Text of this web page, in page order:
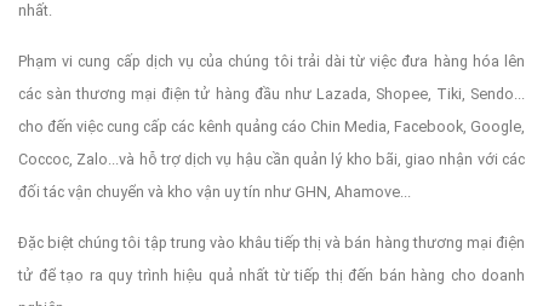
nhất.
Phạm vi cung cấp dịch vụ của chúng tôi trải dài từ việc đưa hàng hóa lên
các sàn thương mại điện tử hàng đầu như Lazada, Shopee, Tiki, Sendo...
cho đến việc cung cấp các kênh quảng cáo Chin Media, Facebook, Google,
Coccoc, Zalo...và hỗ trợ dịch vụ hậu cần quản lý kho bãi, giao nhận với các
đối tác vận chuyển và kho vận uy tín như GHN, Ahamove...
Đặc biệt chúng tôi tập trung vào khâu tiếp thị và bán hàng thương mại điện
tử để tạo ra quy trình hiệu quả nhất từ tiếp thị đến bán hàng cho doanh